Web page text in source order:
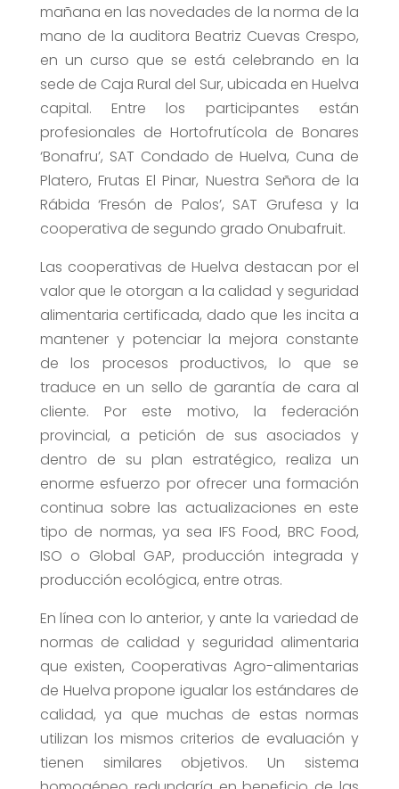
mañana en las novedades de la norma de la
mano de la auditora Beatriz Cuevas Crespo,
en un curso que se está celebrando en la
sede de Caja Rural del Sur, ubicada en Huelva
capital. Entre los participantes están
profesionales de Hortofrutícola de Bonares
‘Bonafru’, SAT Condado de Huelva, Cuna de
Platero, Frutas El Pinar, Nuestra Señora de la
Rábida ‘Fresón de Palos’, SAT Grufesa y la
cooperativa de segundo grado Onubafruit.
Las cooperativas de Huelva destacan por el
valor que le otorgan a la calidad y seguridad
alimentaria certificada, dado que les incita a
mantener y potenciar la mejora constante
de los procesos productivos, lo que se
traduce en un sello de garantía de cara al
cliente. Por este motivo, la federación
provincial, a petición de sus asociados y
dentro de su plan estratégico, realiza un
enorme esfuerzo por ofrecer una formación
continua sobre las actualizaciones en este
tipo de normas, ya sea IFS Food, BRC Food,
ISO o Global GAP, producción integrada y
producción ecológica, entre otras.
En línea con lo anterior, y ante la variedad de
normas de calidad y seguridad alimentaria
que existen, Cooperativas Agro-alimentarias
de Huelva propone igualar los estándares de
calidad, ya que muchas de estas normas
utilizan los mismos criterios de evaluación y
tienen similares objetivos. Un sistema